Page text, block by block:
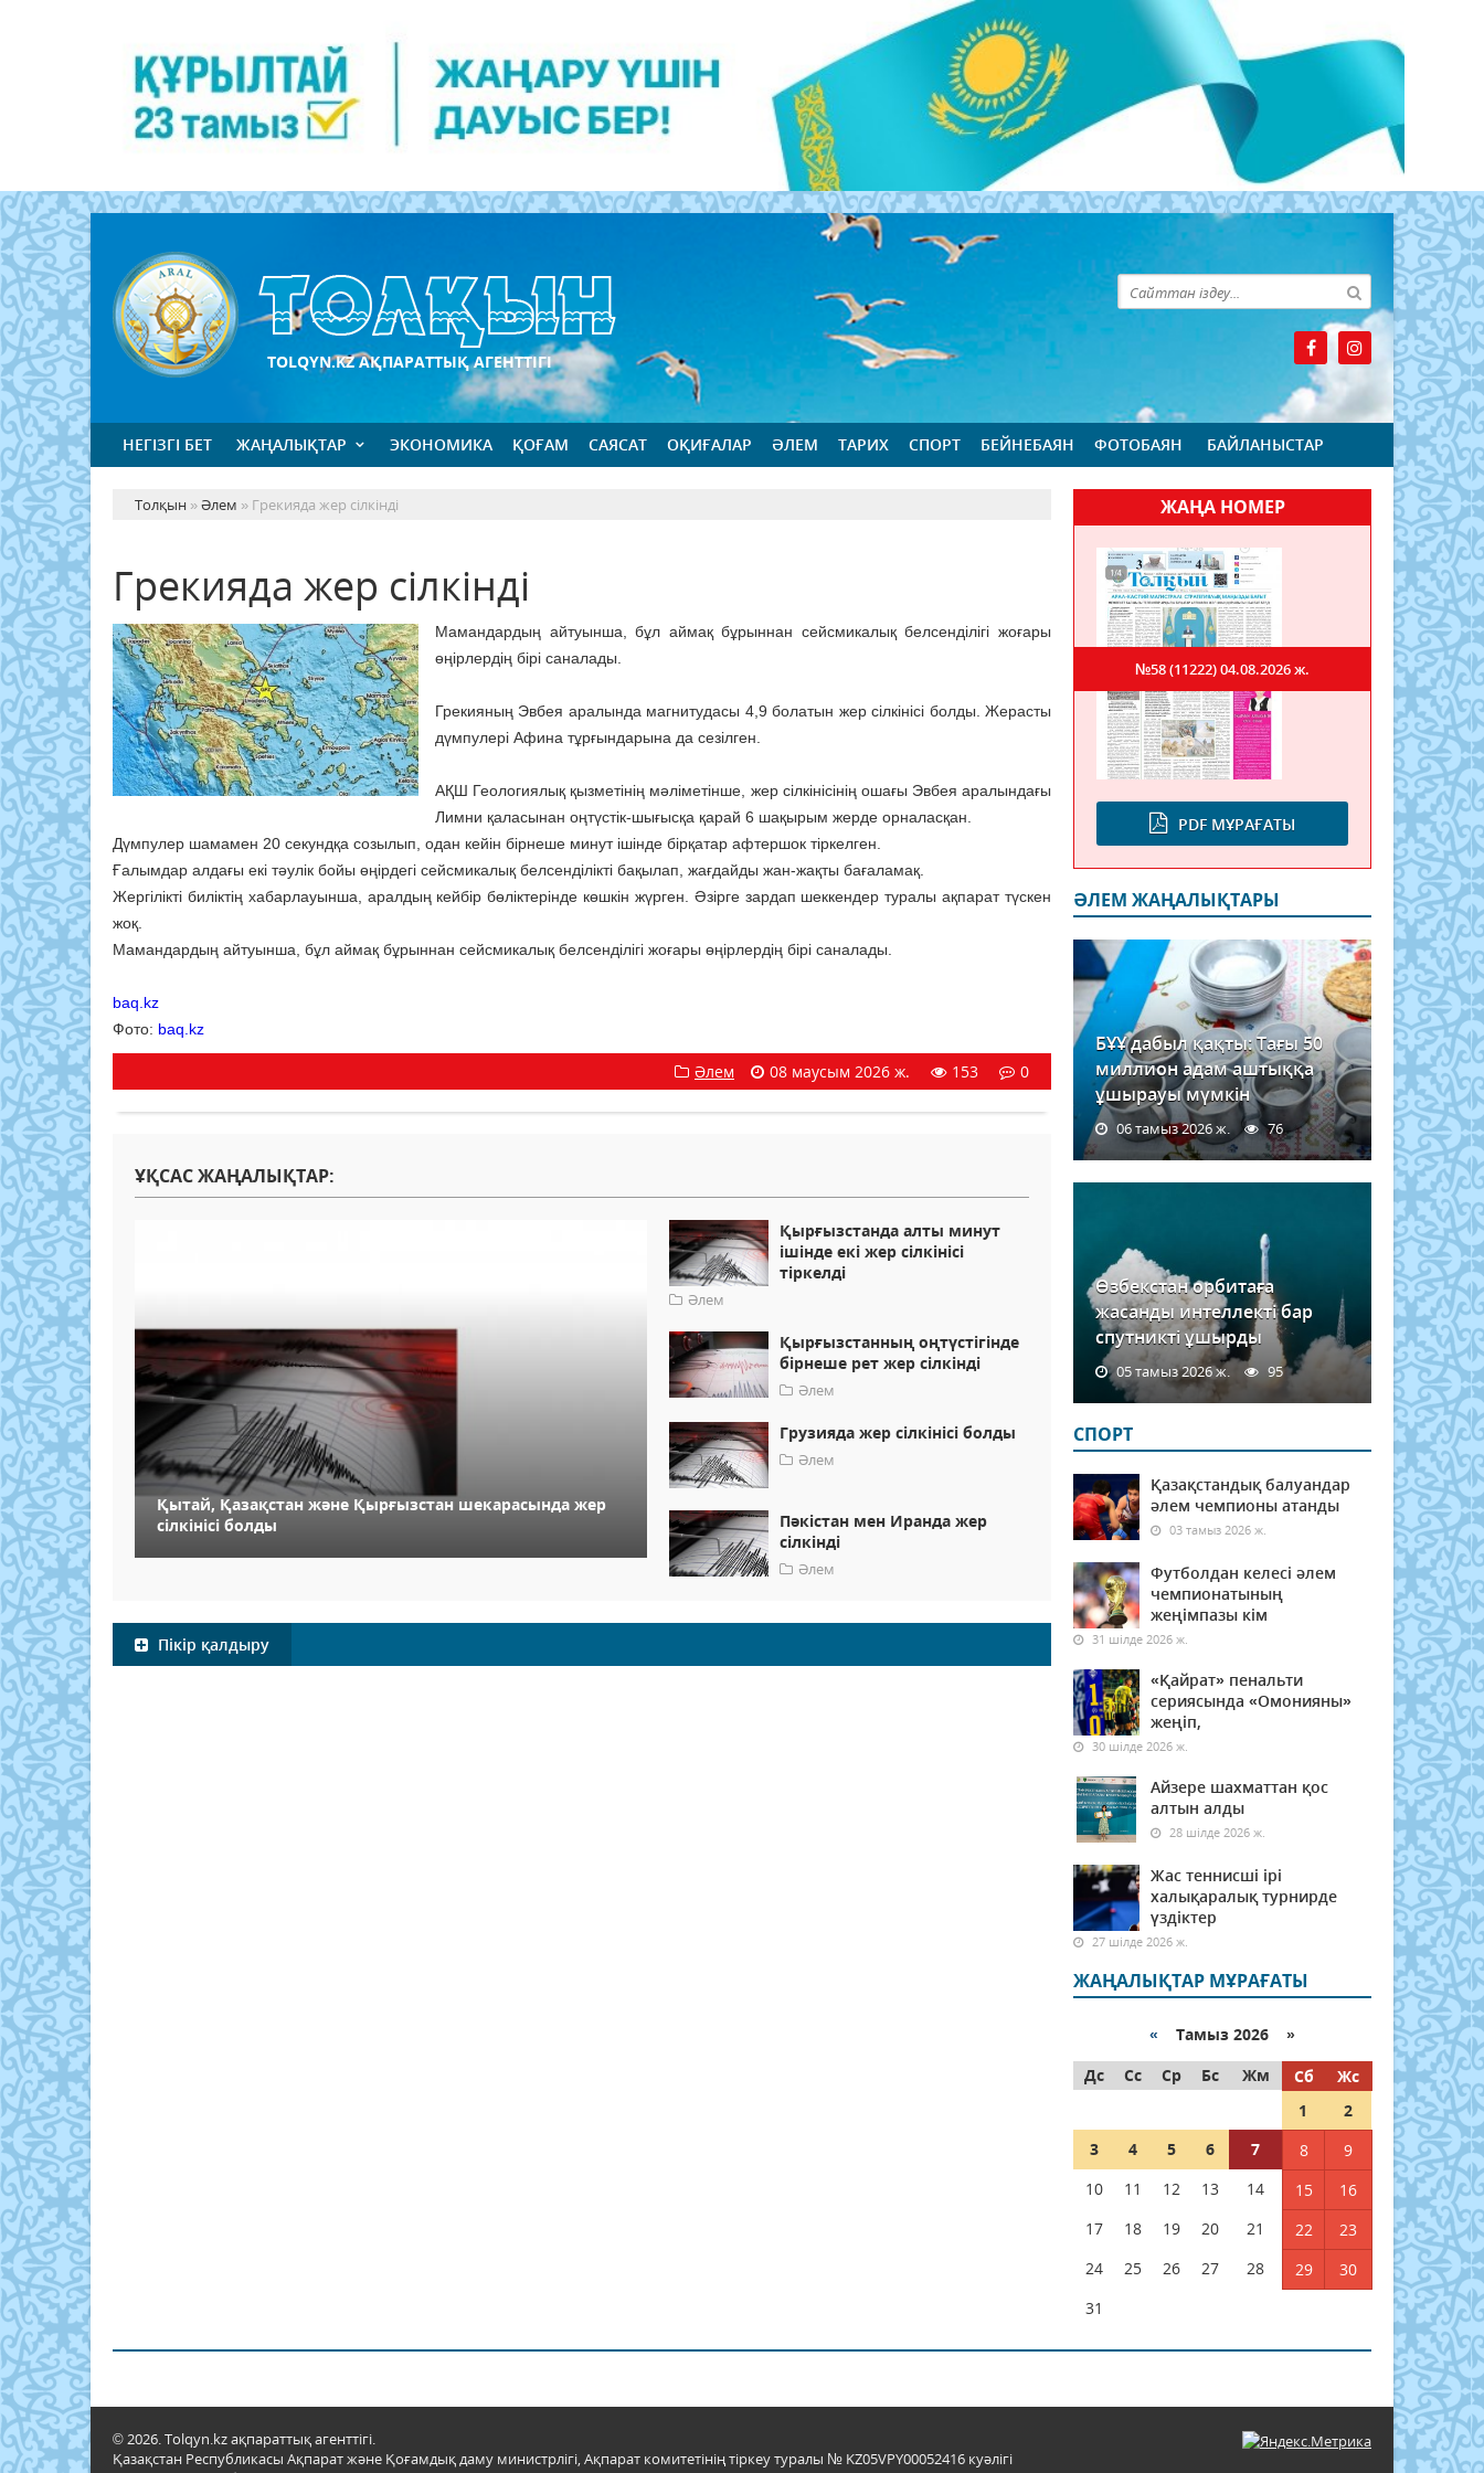
TOLQYN.KZ АҚПАРАТТЫҚ АГЕНТТІГІ
НЕГІЗГІ БЕТ ЖАҢАЛЫҚТАР ЭКОНОМИКА ҚОҒАМ САЯСАТ ОҚИҒАЛАР ӘЛЕМ ТАРИХ СПОРТ БЕЙНЕБАЯН ФОТОБАЯН БАЙЛАНЫСТАР
Толқын »Әлем » Грекияда жер сілкінді
Грекияда жер сілкінді
Мамандардың айтуынша, бұл аймақ бұрыннан сейсмикалық белсенділігі жоғары
өңірлердің бірі саналады.
Грекияның Эвбея аралында магнитудасы 4,9 болатын жер сілкінісі болды. Жерасты
дүмпулері Афина тұрғындарына да сезілген.
АҚШ Геологиялық қызметінің мәліметінше, жер сілкінісінің ошағы Эвбея аралындағы
Лимни қаласынан оңтүстік-шығысқа қарай 6 шақырым жерде орналасқан.
Дүмпулер шамамен 20 секундқа созылып, одан кейін бірнеше минут ішінде бірқатар афтершок тіркелген.
Ғалымдар алдағы екі тәулік бойы өңірдегі сейсмикалық белсенділікті бақылап, жағдайды жан-жақты бағаламақ.
Жергілікті биліктің хабарлауынша, аралдың кейбір бөліктерінде көшкін жүрген. Әзірге зардап шеккендер туралы ақпарат түскен
жоқ.
Мамандардың айтуынша, бұл аймақ бұрыннан сейсмикалық белсенділігі жоғары өңірлердің бірі саналады.
baq.kz
Фото: baq.kz
Әлем 08 маусым 2026 ж. 153 0
ҰҚСАС ЖАҢАЛЫҚТАР:
Қытай, Қазақстан және Қырғызстан шекарасында жер
сілкінісі болды
Қырғызстанда алты минут
ішінде екі жер сілкінісі
тіркелді
Әлем
Қырғызстанның оңтүстігінде
бірнеше рет жер сілкінді
Әлем
Грузияда жер сілкінісі болды
Әлем
Пәкістан мен Иранда жер
сілкінді
Әлем
Пікір қалдыру
ЖАҢА НОМЕР
PDF МҰРАҒАТЫ
№58 (11222)04.08.2026 ж.
ӘЛЕМ ЖАҢАЛЫҚТАРЫ
БҰҰ дабыл қақты: Тағы 50
миллион адам аштыққа
ұшырауы мүмкін
06 тамыз 2026 ж. 76
Өзбекстан орбитаға
жасанды интеллекті бар
спутникті ұшырды
05 тамыз 2026 ж. 95
СПОРТ
Қазақстандық балуандар
әлем чемпионы атанды
03 тамыз 2026 ж.
Футболдан келесі әлем
чемпионатының
жеңімпазы кім
31 шілде 2026 ж.
«Қайрат» пенальти
сериясында «Омонияны»
жеңіп,
30 шілде 2026 ж.
Айзере шахматтан қос
алтын алды
28 шілде 2026 ж.
Жас теннисші ірі
халықаралық турнирде
үздіктер
27 шілде 2026 ж.
ЖАҢАЛЫҚТАР МҰРАҒАТЫ
« Тамыз 2026 »
Дс
Сс Ср Бс Жм Сб
Жс
1
2
3
4 5 6 7 8
9
10
11 12 13 14 15
16
17
18 19 20 21 22
23
24
25 26 27 28 29
30
31
© 2026. Tolqyn.kz ақпараттық агенттігі.
Қазақстан Республикасы Ақпарат және Қоғамдық даму министрлігі, Ақпарат комитетінің тіркеу туралы № KZ05VPY00052416 куәлігі